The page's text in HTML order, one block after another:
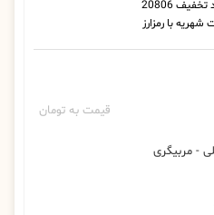
قیمت به تومان
- مربیگری